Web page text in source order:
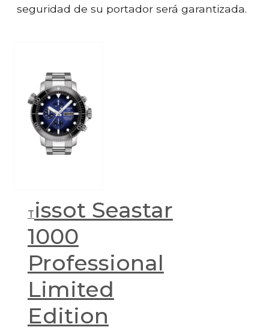
seguridad de su portador será garantizada.
T issot Seastar
1000
Professional
Limited
Edition